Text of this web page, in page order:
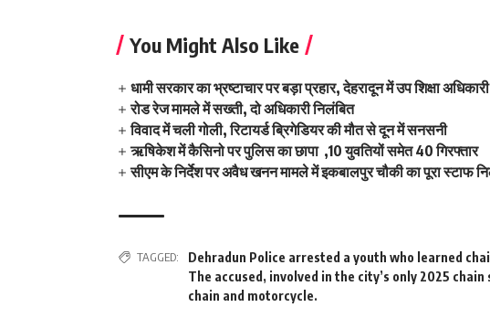
You Might Also Like
धामी सरकार का भ्रष्टाचार पर बड़ा प्रहार, देहरादून में उप शिक्षा
रोड रेज मामले में सख्ती, दो अधिकारी निलंबित
विवाद में चली गोली, रिटायर्ड ब्रिगेडियर की मौत से दून में सनसनी
ऋषिकेश में कैसिनो पर पुलिस का छापा ,10 युवतियों समेत 40 गिरफ्तार
सीएम के निर्देश पर अवैध खनन मामले में इकबालपुर चौकी का पूरा स्टाफ
TAGGED:
Dehradun Police arrested a youth who learned
The accused , involved in the city’s only 2025 chain
chain and motorcycle.